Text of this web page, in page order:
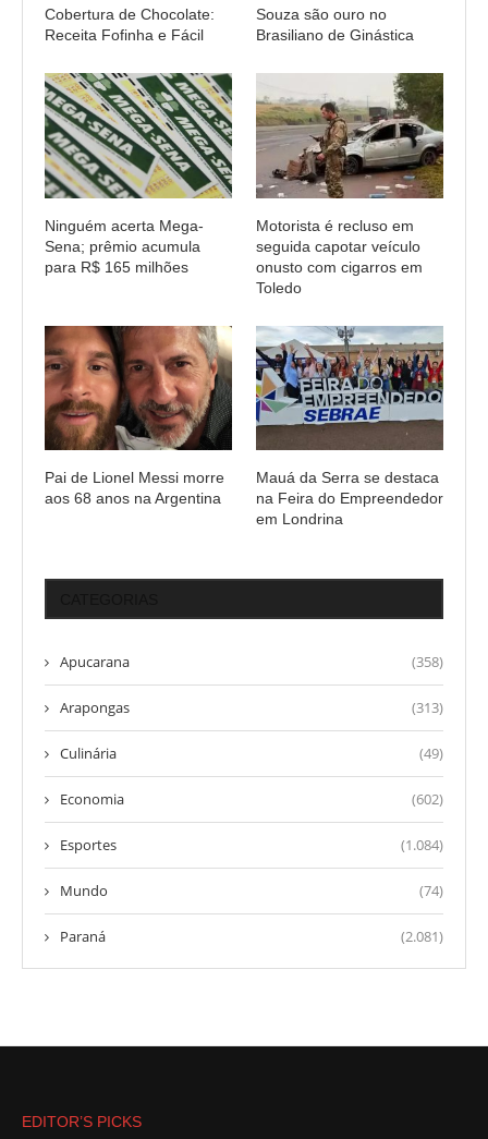
Cobertura de Chocolate:
Receita Fofinha e Fácil
Souza são ouro no
Brasiliano de Ginástica
Ninguém acerta Mega-
Sena; prêmio acumula
para R$ 165 milhões
Motorista é recluso em
seguida capotar veículo
onusto com cigarros em
Toledo
Pai de Lionel Messi morre
aos 68 anos na Argentina
Mauá da Serra se destaca
na Feira do Empreendedor
em Londrina
Apucarana (358)
Arapongas (313)
Culinária (49)
Economia (602)
Esportes (1.084)
Mundo (74)
Paraná (2.081)
EDITOR’S PICKS